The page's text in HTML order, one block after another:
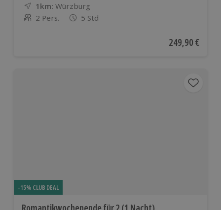
1km: Entfernung
Standort
Würzburg
Anzahl der Teilnehmer
2 Pers. 5 Std
Aktueller Preis
249,90 €
-15% CLUB DEAL